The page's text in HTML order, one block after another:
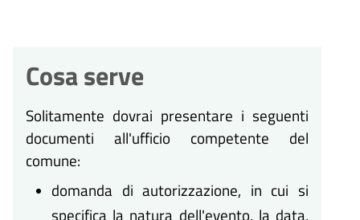
Cosa serve
Solitamente dovrai presentare i seguenti
documenti all'ufficio competente del
comune:
domanda di autorizzazione, in cui si
specifica la natura dell'evento, la data,